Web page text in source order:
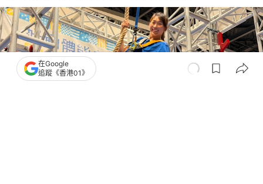
在Google
追蹤《香港01》